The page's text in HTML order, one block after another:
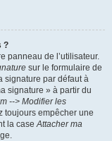
?
panneau de l’utilisateur.
sur le formulaire de
signature par défaut à
signature » à partir du
--> Modifier les
toujours empêcher une
la caseAttacher ma